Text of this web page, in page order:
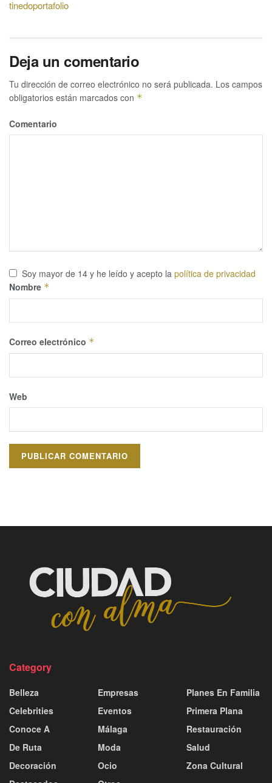
tinedoportafolio
Deja un comentario
Tu dirección de correo electrónico no será publicada. Los campos
obligatorios están marcados con *
Comentario
Soy mayor de 14 y he leído y acepto la política de privacidad
Nombre *
Correo electrónico *
Web
Category
Belleza
Celebrities
Conoce A
De Ruta
Decoración
Empresas
Eventos
Málaga
Moda
Ocio
Planes En Familia
Primera Plana
Restauración
Salud
Zona Cultural